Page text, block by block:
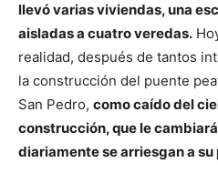
llevó varias viviendas, una
aisladas a cuatro veredas.
realidad, después de tantos
la construcción del puente
San Pedro, como caído del
construcción, que le
diariamente se arriesgan a su